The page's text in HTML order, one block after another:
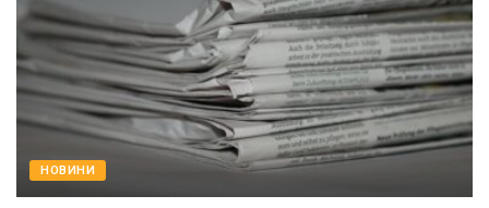
НОВИНИ